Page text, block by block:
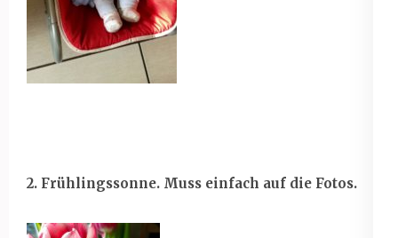
2. Frühlingssonne. Muss einfach auf die Fotos.